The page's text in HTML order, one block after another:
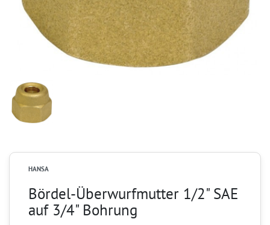
HANSA
Bördel-Überwurfmutter 1/2" SAE
auf 3/4" Bohrung